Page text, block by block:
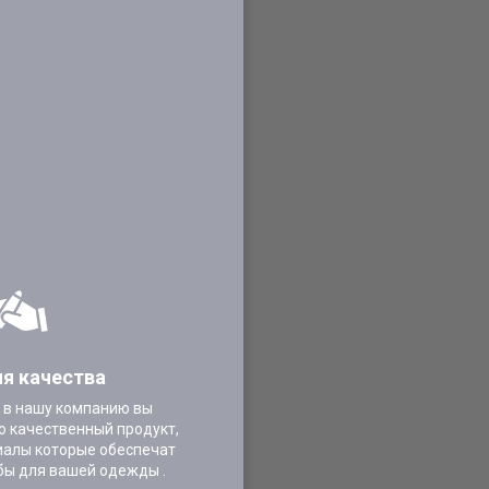
качества
нашу компанию вы
качественный продукт,
которые обеспечат
для вашей одежды .